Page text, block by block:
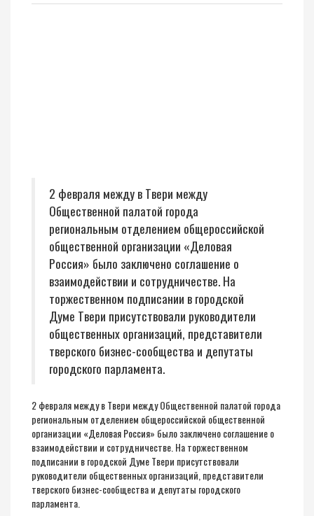
2 февраля между в Твери между
Общественной палатой города
региональным отделением общероссийской
общественной организации «Деловая
Россия» было заключено соглашение о
взаимодействии и сотрудничестве. На
торжественном подписании в городской
Думе Твери присутствовали руководители
общественных организаций, представители
тверского бизнес-сообщества и депутаты
городского парламента.
2 февраля между в Твери между Общественной палатой города
региональным отделением общероссийской общественной
организации «Деловая Россия» было заключено соглашение о
взаимодействии и сотрудничестве. На торжественном
подписании в городской Думе Твери присутствовали
руководители общественных организаций, представители
тверского бизнес-сообщества и депутаты городского
парламента.